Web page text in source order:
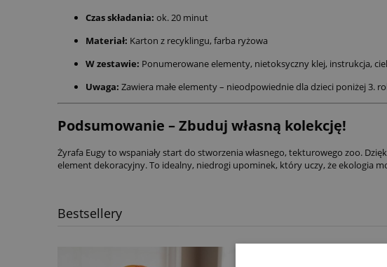
Czas składania: ok. 20 minut
Materiał: Karton z recyklingu, farba ryżowa
W zestawie: Ponumerowane elementy, nietoksyczny klej, instrukcja,
Uwaga: Zawiera małe elementy – nieodpowiednie dla dzieci poniżej 3.
Podsumowanie – Zbuduj własną kolekcję!
Żyrafa Eugy to wspaniały start do stworzenia własnego, tekturowego zoo.
element dekoracyjny. To idealny, niedrogi upominek, który uczy, że ekologia
Bestsellery